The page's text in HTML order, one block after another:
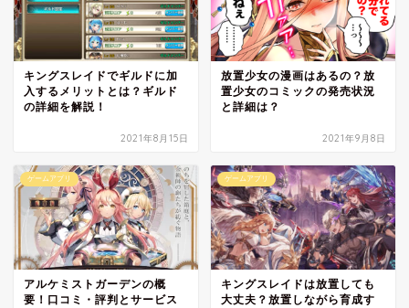
キングスレイドでギルドに加
入するメリットとは？ギルド
の詳細を解説！
2021年8月15日
放置少女の漫画はあるの？放
置少女のコミックの発売状況
と詳細は？
2021年9月8日
ゲームアプリ
アルケミストガーデンの概
要！口コミ・評判とサービス
ゲームアプリ
キングスレイドは放置しても
大丈夫？放置しながら育成す